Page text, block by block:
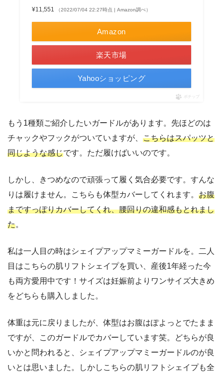
¥11,551 （2022/07/04 22:27時点 | Amazon調べ）
Amazon
楽天市場
Yahooショッピング
ポチップ
もう1種類ご紹介したいガードルがあります。先ほどのは
チャックやフックがついていますが、 こちらはスパッツと
同じような感じです。ただ履けばいいのです。
しかし、きつめなので頑張って履く気合必要です。すんな
りは履けません。こちらも体型カバーしてくれます。 お腹
まですっぽりカバーしてくれ、腰回りの違和感もとれまし
た。
私は一人目の時はシェイプアップマミーガードルを。二人
目はこちらの肌リフトシェイプを買い、産後1年経った今
も両方愛用中です！サイズは妊娠前よりワンサイズ大きめ
をどちらも購入しました。
体重は元に戻りましたが、体型はお腹はぽよっとでたまま
ですが、このガードルでカバーしています笑。どちらが良
いかと問われると、シェイプアップマミーガードルのが良
いとは思いました。しかしこちらの肌リフトシェイプも全